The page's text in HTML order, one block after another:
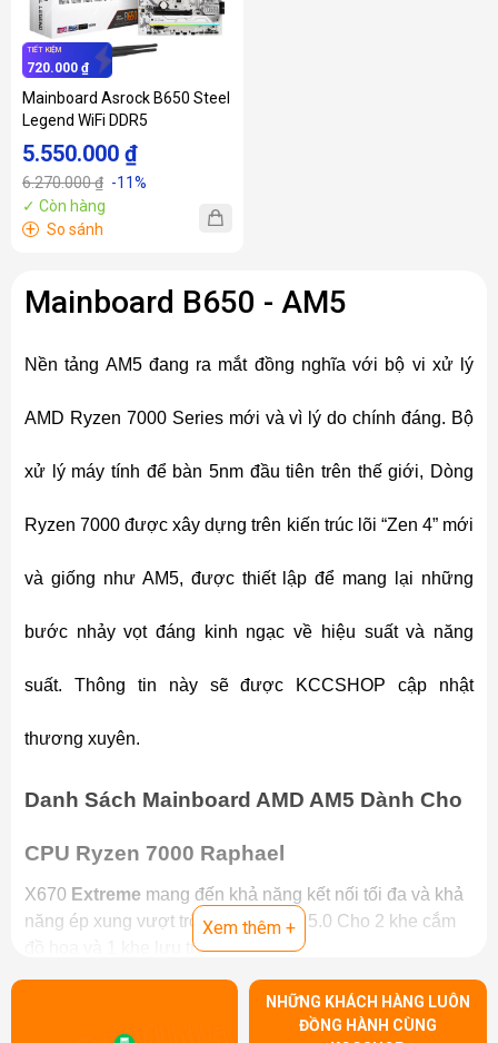
TIẾT KIỆM
720.000 ₫
Mainboard Asrock B650 Steel
Legend WiFi DDR5
5.550.000 ₫
6.270.000 ₫ -11%
✓ Còn hàng
+ So sánh
Mainboard B650 - AM5
Nền tảng AM5 đang ra mắt đồng nghĩa với bộ vi xử lý
AMD Ryzen 7000 Series mới và vì lý do chính đáng. Bộ
xử lý máy tính để bàn 5nm đầu tiên trên thế giới, Dòng
Ryzen 7000 được xây dựng trên kiến ​​trúc lõi “Zen 4” mới
và giống như AM5, được thiết lập để mang lại những
bước nhảy vọt đáng kinh ngạc về hiệu suất và năng
suất. Thông tin này sẽ được KCCSHOP cập nhật
thương xuyên.
Danh Sách Mainboard AMD AM5 Dành Cho
CPU Ryzen 7000 Raphael
X670 Extreme mang đến khả năng kết nối tối đa và khả
năng ép xung vượt trội, hỗ trợ PCle 5.0 Cho 2 khe cắm
đồ họa và 1 khe lưu trữ
PCle 5.0 với 1 khe lưu trữ và đồ họa tích hợp
Bên cạnh đó B650 được thiết kế chủ yếu dành cho
Xem thêm +
NHỮNG KHÁCH HÀNG LUÔN
ĐỒNG HÀNH CÙNG